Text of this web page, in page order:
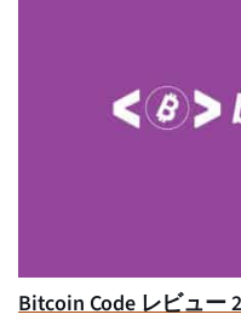
Bitcoin Code レビュー